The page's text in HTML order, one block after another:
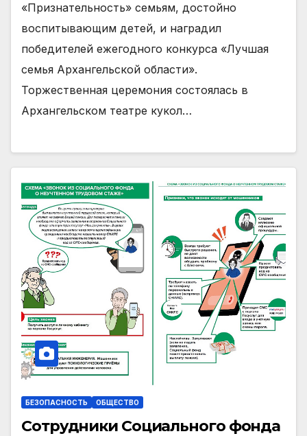
«Признательность» семьям, достойно
воспитывающим детей, и наградил
победителей ежегодного конкурса «Лучшая
семья Архангельской области».
Торжественная церемония состоялась в
Архангельском театре кукол…
БЕЗОПАСНОСТЬ ОБЩЕСТВО
Сотрудники Социального фонда